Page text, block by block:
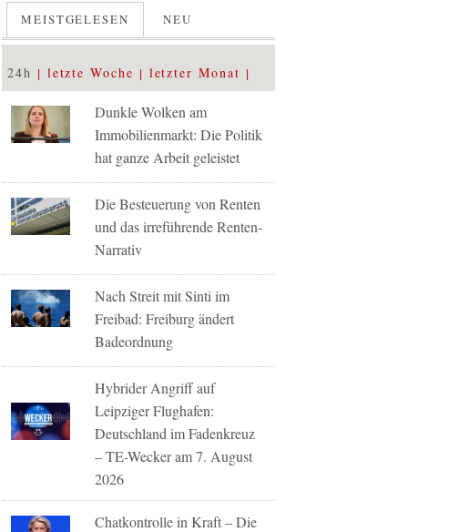
MEISTGELESEN NEU
24h letzte Woche letzter Monat
Dunkle Wolken am
Immobilienmarkt: Die Politik
hat ganze Arbeit geleistet
Die Besteuerung von Renten
und das irreführende Renten-
Narrativ
Nach Streit mit Sinti im
Freibad: Freiburg ändert
Badeordnung
Hybrider Angriff auf
Leipziger Flughafen:
Deutschland im Fadenkreuz
– TE-Wecker am 7. August
2026
Chatkontrolle in Kraft – Die